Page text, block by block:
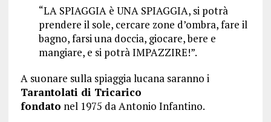
“LA SPIAGGIA è UNA SPIAGGIA, si potrà
prendere il sole, cercare zone d’ombra, fare il
bagno, farsi una doccia, giocare, bere e
mangiare, e si potrà IMPAZZIRE!”.
A suonare sulla spiaggia lucana saranno i
Tarantolati di Tricarico
fondato nel 1975 da Antonio Infantino.